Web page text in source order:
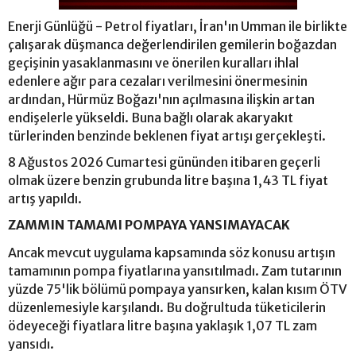
Enerji Günlüğü - Petrol fiyatları, İran'ın Umman ile birlikte
çalışarak düşmanca değerlendirilen gemilerin boğazdan
geçişinin yasaklanmasını ve önerilen kuralları ihlal
edenlere ağır para cezaları verilmesini önermesinin
ardından, Hürmüz Boğazı'nın açılmasına ilişkin artan
endişelerle yükseldi. Buna bağlı olarak akaryakıt
türlerinden benzinde beklenen fiyat artışı gerçekleşti.
8 Ağustos 2026 Cumartesi gününden itibaren geçerli
olmak üzere benzin grubunda litre başına 1,43 TL fiyat
artış yapıldı.
ZAMMIN TAMAMI POMPAYA YANSIMAYACAK
Ancak mevcut uygulama kapsamında söz konusu artışın
tamamının pompa fiyatlarına yansıtılmadı. Zam tutarının
yüzde 75'lik bölümü pompaya yansırken, kalan kısım ÖTV
düzenlemesiyle karşılandı. Bu doğrultuda tüketicilerin
ödeyeceği fiyatlara litre başına yaklaşık 1,07 TL zam
yansıdı.